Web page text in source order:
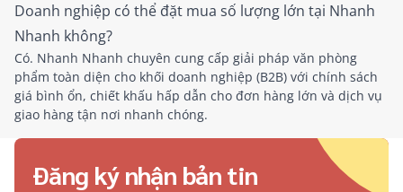
Doanh nghiệp có thể đặt mua số lượng lớn tại Nhanh
Nhanh không?
Có. Nhanh Nhanh chuyên cung cấp giải pháp văn phòng
phẩm toàn diện cho khối doanh nghiệp (B2B) với chính sách
giá bình ổn, chiết khấu hấp dẫn cho đơn hàng lớn và dịch vụ
giao hàng tận nơi nhanh chóng.
Đăng ký nhận bản tin